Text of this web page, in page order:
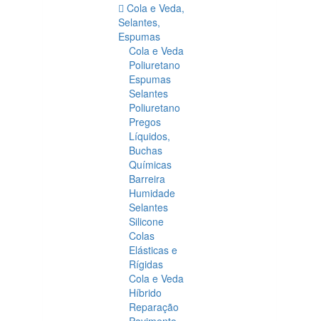
Cola e Veda,
Selantes,
Espumas
Cola e Veda
Poliuretano
Espumas
Selantes
Poliuretano
Pregos
Líquidos,
Buchas
Químicas
Barreira
Humidade
Selantes
Silicone
Colas
Elásticas e
Rígidas
Cola e Veda
Híbrido
Reparação